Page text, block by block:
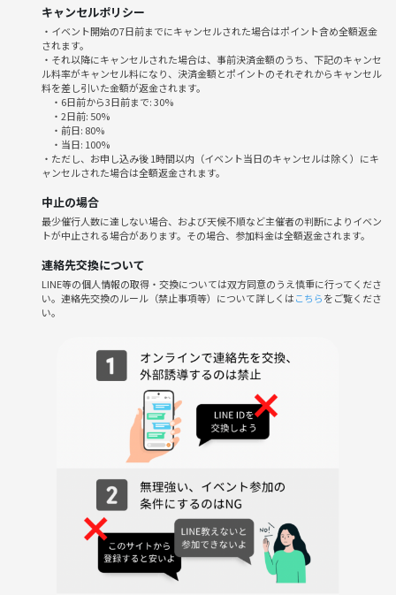
④時間になったら終了
※時間があれば東京タワーにも行こうともいます！
■ 下記ご了承の上お申し込みください
※ポイントバックはイベント終了後2日以内に行われます。完了したら
ダイレクトメッセージで通知がきます。確認できない場合はお手数です
がなかまつまでご連絡ください。
※小雨開催、大雨中止。主催者の主観で決めます（降水量2mmが目
※キャンセルの場合はメッセージではなくイベントのチケット選択画面
でしてください。
※適宜イベントの様子を撮影いたします。
※営業、勧誘、迷惑行為がある場合はつなげーとに報告の上、今後のイ
ベント参加が不可となります。
イベントの過去の様子は下の画像をご覧ください🙂
キャンセルポリシー
・イベント開始の7日前までにキャンセルされた場合はポイント含め全額返金
されます。
・それ以降にキャンセルされた場合は、事前決済金額のうち、下記のキャンセ
ル料率がキャンセル料になり、決済金額とポイントのそれぞれからキャンセル
料を差し引いた金額が返金されます。
・6日前から3日前まで: 30%
・2日前: 50%
・前日: 80%
・当日: 100%
・ただし、お申し込み後 1時間以内（イベント当日のキャンセルは除く）にキ
ャンセルされた場合は全額返金されます。
中止の場合
最少催行人数に達しない場合、および天候不順など主催者の判断によりイベン
トが中止される場合があります。その場合、参加料金は全額返金されます。
連絡先交換について
LINE等の個人情報の取得・交換については双方同意のうえ慎重に行ってくださ
い。連絡先交換のルール（禁止事項等）について詳しくはこちらをご覧くださ
い。